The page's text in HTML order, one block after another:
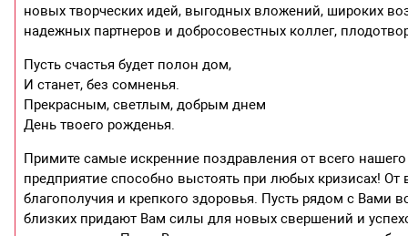
новых творческих идей, выгодных вложений, широких
надежных партнеров и добросовестных коллег,
Пусть счастья будет полон дом,
И станет, без сомненья.
Прекрасным, светлым, добрым днем
День твоего рожденья.
Примите самые искренние поздравления от всего
предприятие способно выстоять при любых кризисах!
благополучия и крепкого здоровья. Пусть рядом с Вами
близких придают Вам силы для новых свершений и